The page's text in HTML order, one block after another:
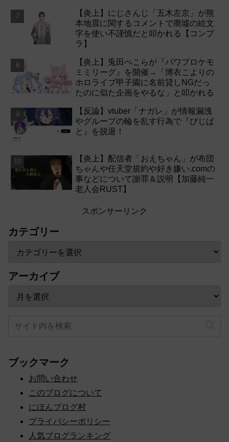
【炎上】にじさんじ「五木左京」が熊
本地震に関するコメントで廃墟の絵文
字を使い不謹慎だと叩かれる【コンプ
ラ】
【炎上】兎田ぺこらが『パワプロケモ
ミミリーグ』を開催→「博衣こよりの
ホロライブ甲子園に名前貸しNGだっ
たのに似た企画をやるな」と叩かれる
【反論】vtuber「ナガレ」が情報漏洩
やグループの輪を乱す行為で『びじぱ
と』を脱退！
【炎上】配信者「おえちゃん」が布団
ちゃんや任天堂規約や好き嫌い.comの
事などについて謝罪＆説明【加藤純一
老人会RUST】
スポンサーリンク
カテゴリー
アーカイブ
ブックマーク
お問い合わせ
このブログについて
にほんブログ村
プライバシーポリシー
人気ブログランキング